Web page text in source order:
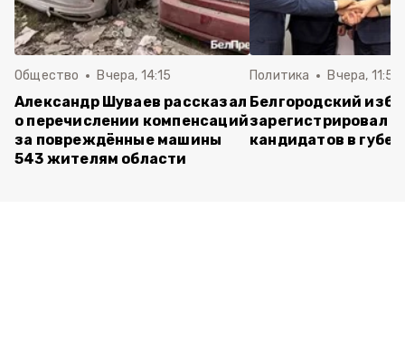
Общество Вчера, 14:15
Александр Шуваев рассказал
о перечислении компенсаций
за повреждённые машины
543 жителям области
Политика Вчера, 11:54
Белгородский
зарегистрировал
кандидатов в